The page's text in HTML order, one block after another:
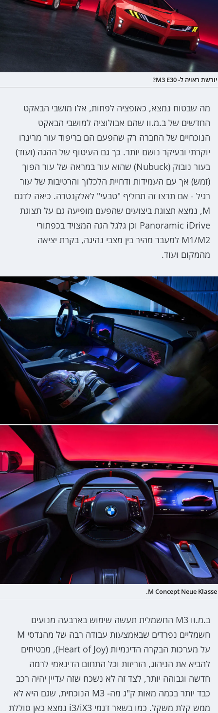
יורשת ראויה ל- M3 E30?
מה שבטוח נמצא, כאופציה לפחות, אלו מושבי הבאקט
החדשים של ב.מ.וו שהם אבולוציה למושבי הבאקט
הנוכחיים של החברה רק שהפעם הם בריפוד עור מרינרו
יוקרתי ובעיקר נושם יותר. כך גם העיטוף של ההגה (ועוד)
בעור נובוק (Nubuck) שהוא עור במראה של עור הפוך
(זמש) אך עם העמידות ודחיית הלכלוך והרטיבות של עור
רגיל - אם תרצו זה תחליף "טבעי" לאלקנטרה. כיאה לדגם
M, נמצא תצוגת ביצועים שהפעם מופיעה גם על תצוגת
Panoramic iDrive וכן גלגל הגה המצויד בכפתורי
M1/M2 למעבר מהיר בין מצבי נהיגה, בקרת יציאה
מהמקום ועוד.
M Concept Neue Klasse.
ב.מ.וו M3 החשמלית תעשה שימוש בארבעה מנועים
חשמליים נפרדים שבאמצעות עבודה רבה של מהנדסי M
על מערכות הבקרה הדינמיות (Heart of Joy), מבטיחים
להביא את הניהוג, הזריזות וכל התחום הדינאמי לרמה
חדשה וגבוהה יותר, לצד זה לא נשכח שזה עדיין יהיה רכב
כבד יותר בכמה מאות ק"ג מה- M3 הנוכחית, שגם היא לא
ממש קלת משקל. כמו בשאר דגמי i3/iX3 נמצא כאן סוללת